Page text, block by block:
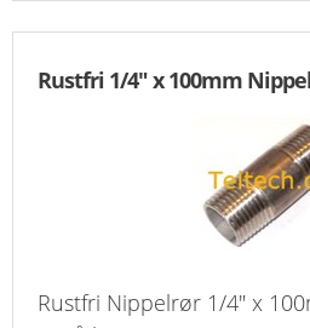
Rustfri 1/4" x 100mm
Rustfri Nippelrør 1/4" x